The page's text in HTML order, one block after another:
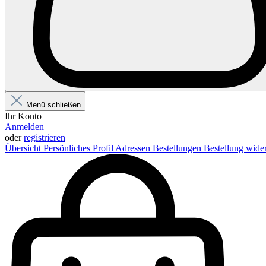
Menü schließen
Ihr Konto
Anmelden
oderregistrieren
Übersicht Persönliches Profil Adressen Bestellungen Bestellung